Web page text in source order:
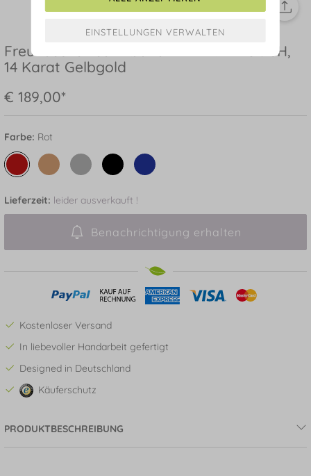
Freundschaftsarmband ETERNAL TOUCH,
14 Karat Gelbgold
€ 189,00*
Farbe: Rot
Lieferzeit: leider ausverkauft !
Benachrichtigung erhalten
Kostenloser Versand
In liebevoller Handarbeit gefertigt
Designed in Deutschland
Käuferschutz
PRODUKTBESCHREIBUNG